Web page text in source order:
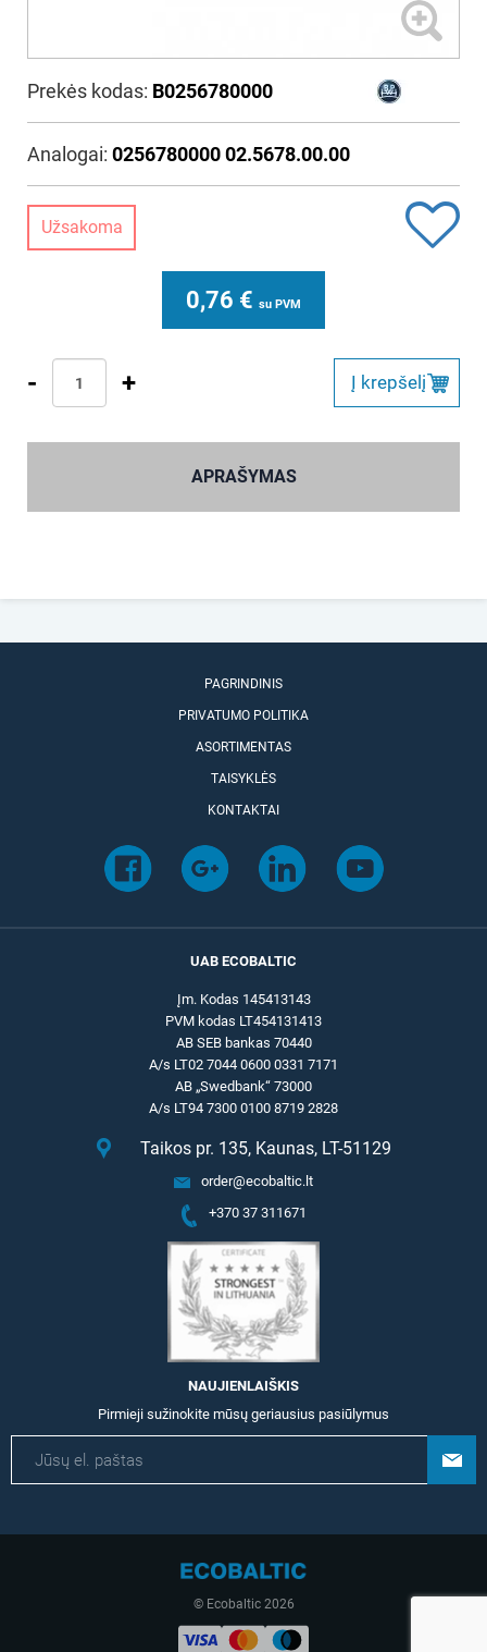
Prekės kodas: B0256780000
Analogai: 0256780000 02.5678.00.00
Užsakoma
0,76 € su PVM
- + Į krepšelį
APRAŠYMAS
PAGRINDINIS
PRIVATUMO POLITIKA
ASORTIMENTAS
TAISYKLĖS
KONTAKTAI
UAB ECOBALTIC
Įm. Kodas 145413143
PVM kodas LT454131413
AB SEB bankas 70440
A/s LT02 7044 0600 0331 7171
AB „Swedbank“ 73000
A/s LT94 7300 0100 8719 2828
Taikos pr. 135, Kaunas, LT-51129
order@ecobaltic.lt
+370 37 311671
NAUJIENLAIŠKIS
Pirmieji sužinokite mūsų geriausius pasiūlymus
© Ecobaltic 2026